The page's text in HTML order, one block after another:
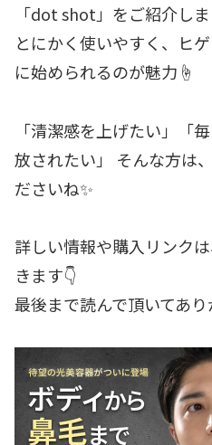
「dot shot」をご紹介し
とにかく使いやすく、ヒ
に始められるのが魅力☝️
「清潔感を上げたい」「
放されたい」 そんな方は
ださいね✨
詳しい情報や購入リンク
きます👇
最後まで読んで頂いてあ